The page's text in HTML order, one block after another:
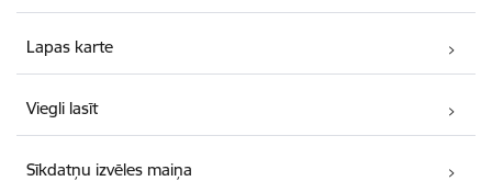
Lapas karte
Viegli lasīt
Sīkdatņu izvēles maiņa